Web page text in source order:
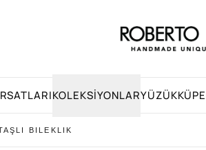
KOLEKSIYONLARYÜZÜKKÜPE
BILEKLIK